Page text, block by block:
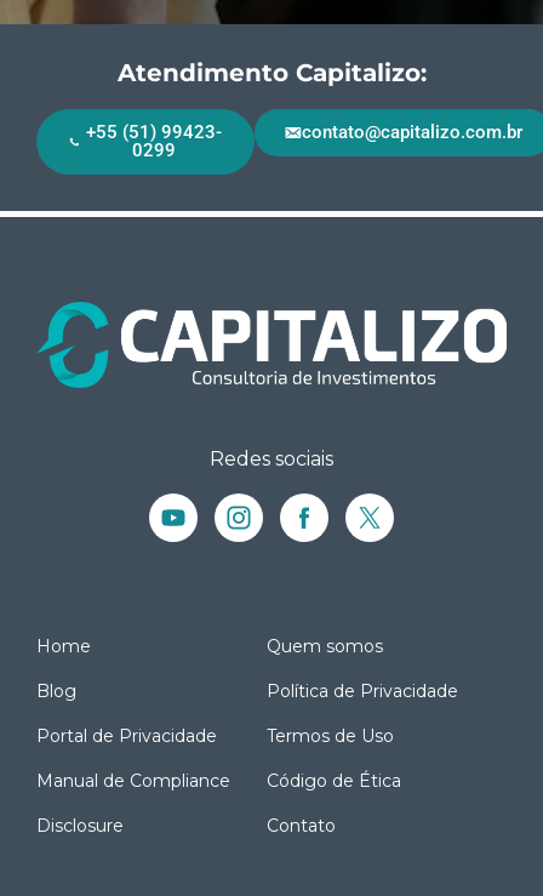
Atendimento Capitalizo:
+55 (51) 99423-
0299
contato@capitalizo.com.br
Redes sociais
Home Quem somos
Blog Política de Privacidade
Portal de Privacidade Termos de Uso
Manual de Compliance Código de Ética
Disclosure Contato